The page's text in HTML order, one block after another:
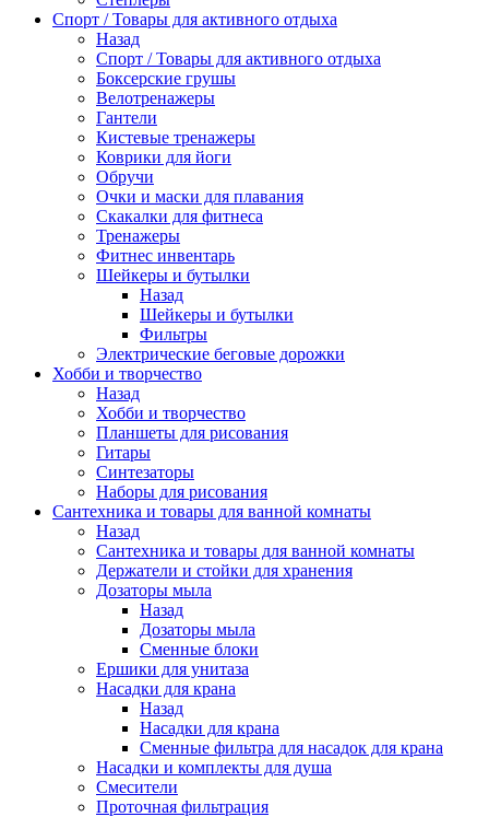
Спорт / Товары для активного отдыха
Назад
Спорт / Товары для активного отдыха
Боксерские грушы
Велотренажеры
Гантели
Кистевые тренажеры
Коврики для йоги
Обручи
Очки и маски для плавания
Скакалки для фитнеса
Тренажеры
Фитнес инвентарь
Шейкеры и бутылки
Назад
Шейкеры и бутылки
Фильтры
Электрические беговые дорожки
Хобби и творчество
Назад
Хобби и творчество
Планшеты для рисования
Гитары
Синтезаторы
Наборы для рисования
Сантехника и товары для ванной комнаты
Назад
Сантехника и товары для ванной комнаты
Держатели и стойки для хранения
Дозаторы мыла
Назад
Дозаторы мыла
Сменные блоки
Ершики для унитаза
Насадки для крана
Назад
Насадки для крана
Сменные фильтра для насадок для крана
Насадки и комплекты для душа
Смесители
Проточная фильтрация